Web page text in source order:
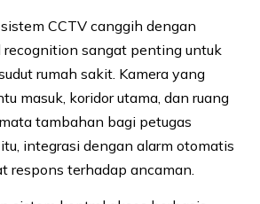
CCTV canggih dengan
recognition sangat penting untuk
rumah sakit. Kamera yang
masuk, koridor utama, dan ruang
tambahan bagi petugas
integrasi dengan alarm otomatis
respons terhadap ancaman.